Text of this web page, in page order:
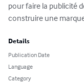
pour faire la publicité
construire une
Details
Publication Date
Language
Category